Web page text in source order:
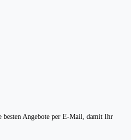
besten Angebote per E-Mail, damit Ihr